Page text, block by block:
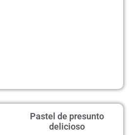
Pastel de presunto
delicioso